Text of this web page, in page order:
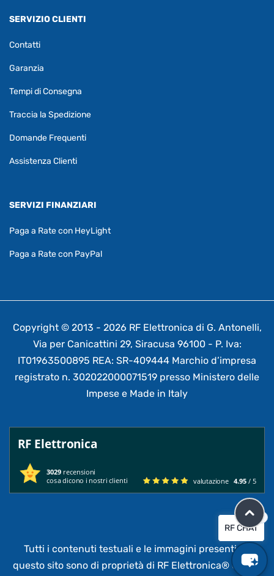
SERVIZIO CLIENTI
Contatti
Garanzia
Tempi di Consegna
Traccia la Spedizione
Domande Frequenti
Assistenza Clienti
SERVIZI FINANZIARI
Paga a Rate con HeyLight
Paga a Rate con PayPal
Copyright © 2013 - 2026 RF Elettronica di G. Antonelli,
Via per Canicattini 29, Siracusa 96100 - P. Iva:
IT01963500895 REA: SR-409444 Marchio d’impresa
registrato n. 302022000071519 presso Ministero delle
Impese e Made in Italy
RF Elettronica
3029 recensioni
cosa dicono i nostri clienti
valutazione 4.95 / 5
Tutti i contenuti testuali e le immagini presenti su
questo sito sono di proprietà di RF Elettronica®e sono
RF CHAT
×